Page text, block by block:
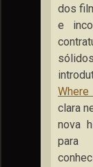
dos
e
clara
nova
para